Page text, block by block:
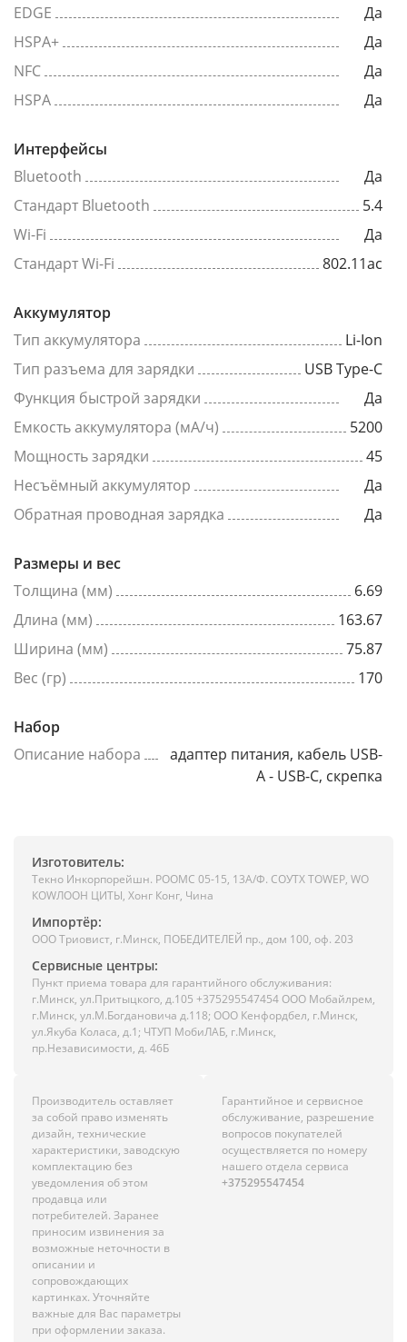
EDGE
Да
HSPA+
Да
NFC
Да
HSPA
Да
Интерфейсы
Bluetooth
Да
Стандарт Bluetooth
5.4
Wi-Fi
Да
Стандарт Wi-Fi
802.11ac
Аккумулятор
Тип аккумулятора
Li-Ion
Тип разъема для зарядки
USB Type-C
Функция быстрой зарядки
Да
Емкость аккумулятора (мА/ч)
5200
Мощность зарядки
45
Несъёмный аккумулятор
Да
Обратная проводная зарядка
Да
Размеры и вес
Толщина (мм)
6.69
Длина (мм)
163.67
Ширина (мм)
75.87
Вес (гр)
170
Набор
Описание набора
адаптер питания, кабель USB-
A - USB-C, скрепка
Изготовитель:
Текно Инкорпорейшн. РООМС 05-15, 13А/Ф. СОУТХ ТОWЕР, WО
КОWЛООН ЦИТЫ, Хонг Конг, Чина
Импортёр:
ООО Триовист, г.Минск, ПОБЕДИТЕЛЕЙ пр., дом 100, оф. 203
Сервисные центры:
Пункт приема товара для гарантийного обслуживания:
г.Минск, ул.Притыцкого, д.105 +375295547454 ООО Мобайлрем,
г.Минск, ул.М.Богдановича д.118; ООО Кенфордбел, г.Минск,
ул.Якуба Коласа, д.1; ЧТУП МобиЛАБ, г.Минск,
пр.Независимости, д. 46Б
Производитель оставляет
за собой право изменять
дизайн, технические
характеристики, заводскую
комплектацию без
уведомления об этом
продавца или
потребителей. Заранее
приносим извинения за
возможные неточности в
описании и
сопровождающих
картинках. Уточняйте
важные для Вас параметры
при оформлении заказа.
Гарантийное и сервисное
обслуживание, разрешение
вопросов покупателей
осуществляется по номеру
нашего отдела сервиса
+375295547454